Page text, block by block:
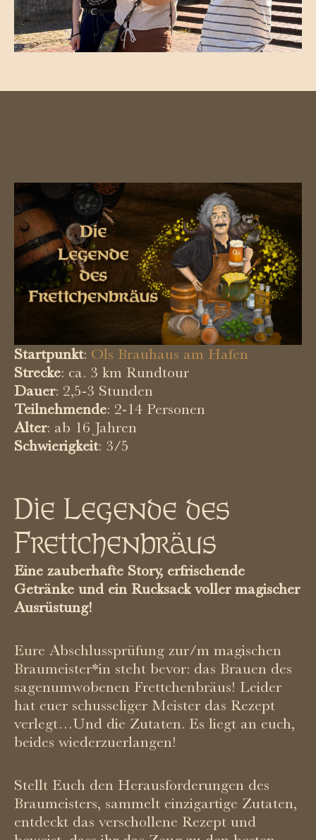
Startpunkt: Ols Brauhaus am Hafen
Strecke: ca. 3 km Rundtour
Dauer: 2,5-3 Stunden
Teilnehmende: 2-14 Personen
Alter: ab 16 Jahren
Schwierigkeit: 3/5
Die Legende des
Frettchenbräus
Eine zauberhafte Story, erfrischende
Getränke und ein Rucksack voller magischer
Ausrüstung!
Eure Abschlussprüfung zur/m magischen
Braumeister*in steht bevor: das Brauen des
sagenumwobenen Frettchenbräus! Leider
hat euer schusseliger Meister das Rezept
verlegt…Und die Zutaten. Es liegt an euch,
beides wiederzuerlangen!
Stellt Euch den Herausforderungen des
Braumeisters, sammelt einzigartige Zutaten,
entdeckt das verschollene Rezept und